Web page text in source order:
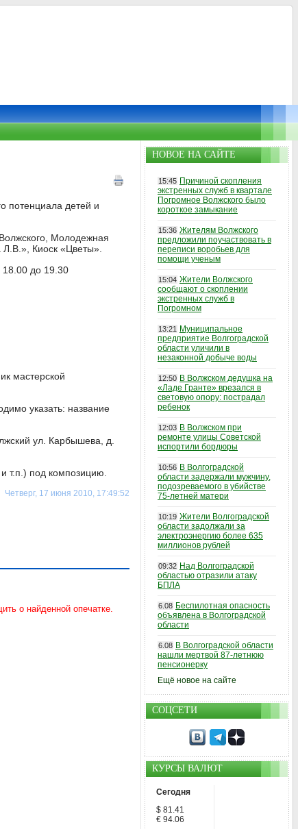
потенциала детей и
Молодежная
Киоск «Цветы».
18.00 до 19.30
мастерской
указать: название
ул. Карбышева, д.
т.п.) под композицию.
Четверг, 17 июня 2010, 17:49:52
НОВОЕ НА САЙТЕ
15:45 Причиной скопления
экстренных служб в квартале
Погромное Волжского было
короткое замыкание
15:36 Жителям Волжского
предложили поучаствовать в
переписи воробьев для
помощи ученым
15:04 Жители Волжского
сообщают о скоплении
экстренных служб в
Погромном
13:21
Муниципальное
предприятие Волгоградской
области уличили в
незаконной добыче воды
12:50 В Волжском дедушка на
«Ладе Гранте» врезался в
световую опору: пострадал
ребенок
12:03 В Волжском при
ремонте улицы Советской
испортили бордюры
10:56 В Волгоградской
области задержали мужчину,
подозреваемого в убийстве
75-летней матери
10:19 Жители Волгоградской
области задолжали за
электроэнергию более 635
миллионов рублей
09:32 Над Волгоградской
областью отразили атаку
БПЛА
6.08 Беспилотная опасность
объявлена в Волгоградской
области
6.08 В Волгоградской области
нашли мертвой 87-летнюю
пенсионерку
Ещё новое на сайте
СОЦСЕТИ
КУРСЫ ВАЛЮТ
Сегодня
$ 81.41
€ 94.06